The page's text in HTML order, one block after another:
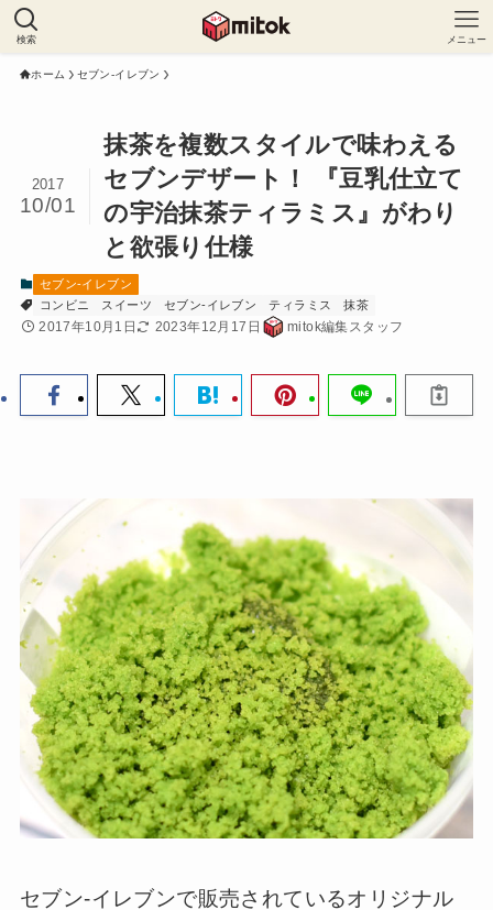
検索 メニュー
ホーム セブン-イレブン
抹茶を複数スタイルで味わえる
セブンデザート！ 『豆乳仕立て
の宇治抹茶ティラミス』がわり
と欲張り仕様
2017
10/01
セブン-イレブン
コンビニ
スイーツ セブン-イレブン ティラミス 抹茶
2017年10月1日 2023年12月17日 mitok編集スタッフ
セブン-イレブンで販売されているオリジナル